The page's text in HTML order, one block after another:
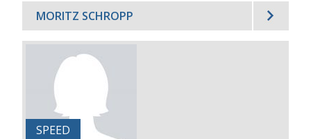
MORITZ SCHROPP
SPEED